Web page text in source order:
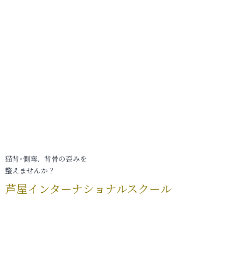
猫背･側弯、背骨の歪みを
整えませんか？
芦屋インターナショナルスクール